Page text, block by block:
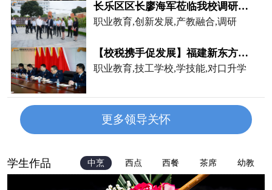
长乐区区长廖海军莅临我校调研职…
职业教育,创新发展,产教融合,调研
【校税携手促发展】福建新东方党…
职业教育,技工学校,学技能,对口升学
更多领导关怀
学生作品 中烹 西点 西餐 茶席 幼教